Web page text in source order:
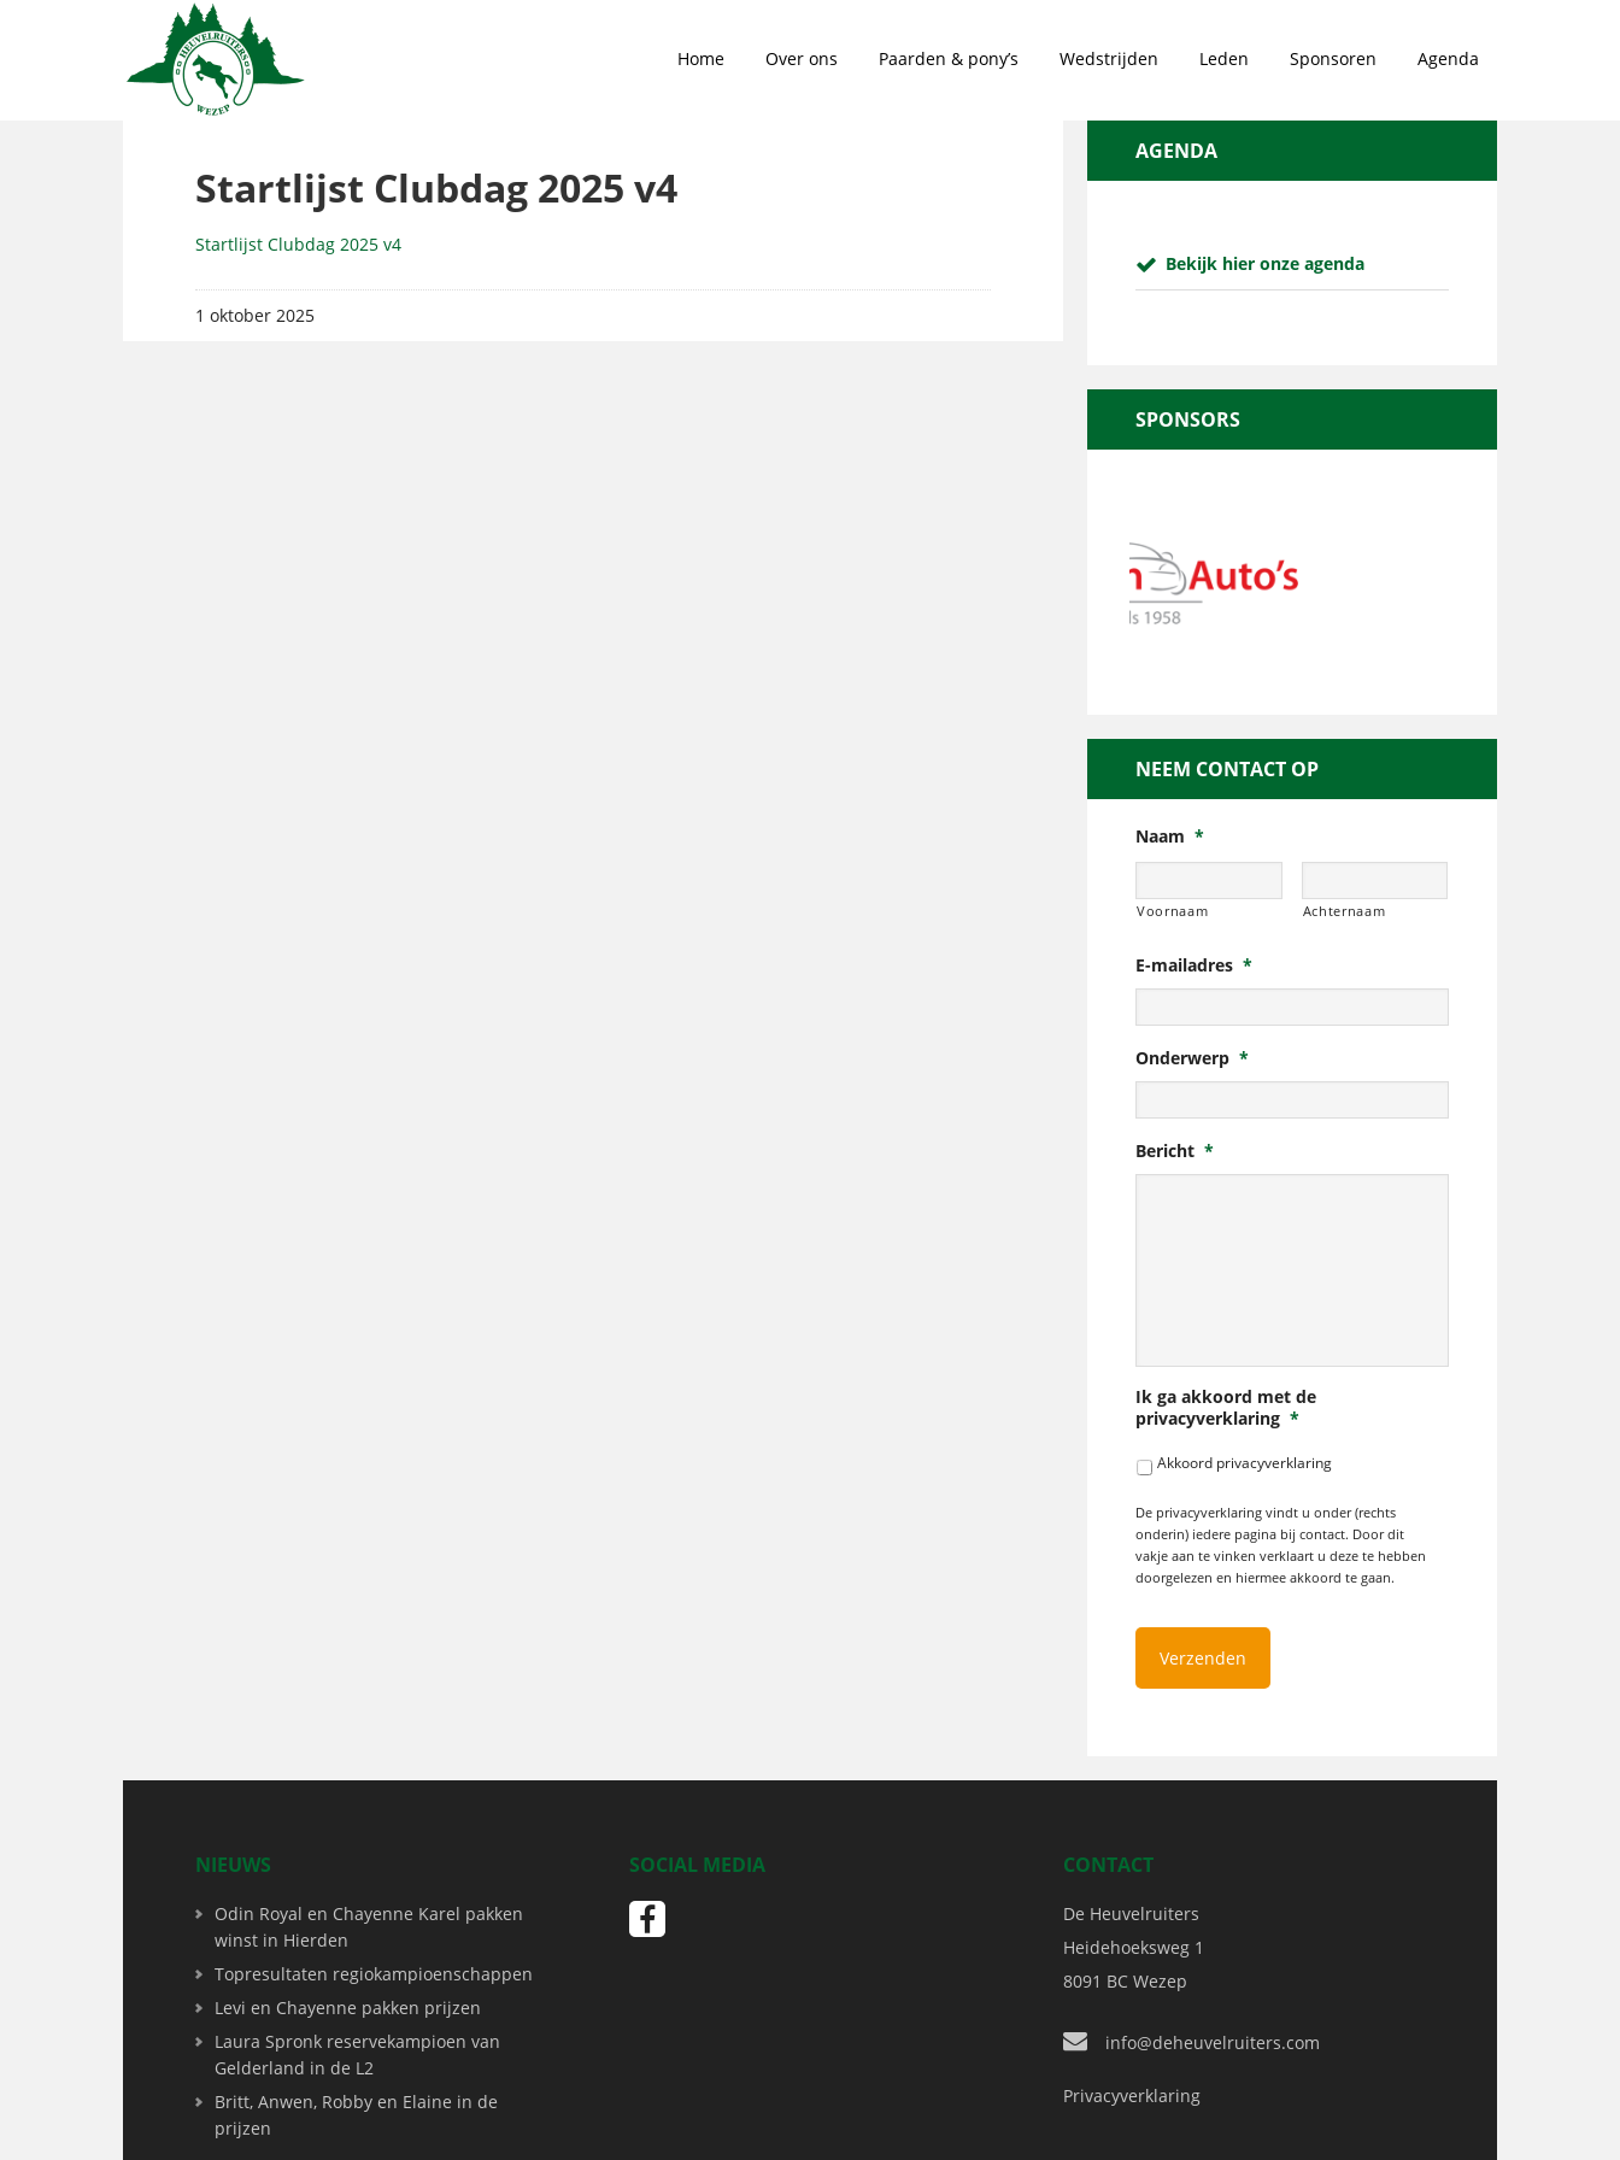
Home Over ons Paarden & pony’s Wedstrijden Leden Sponsoren Agenda
Startlijst Clubdag 2025 v4
Startlijst Clubdag 2025 v4
1 oktober 2025
AGENDA
Bekijk hier onze agenda
SPONSORS
NEEM CONTACT OP
Naam *
Voornaam Achternaam
E-mailadres *
Onderwerp *
Bericht *
Ik ga akkoord met de
privacyverklaring *
Akkoord privacyverklaring
De privacyverklaring vindt u onder (rechts
onderin) iedere pagina bij contact. Door dit
vakje aan te vinken verklaart u deze te hebben
doorgelezen en hiermee akkoord te gaan.
NIEUWS
Odin Royal en Chayenne Karel pakken
winst in Hierden
Topresultaten regiokampioenschappen
Levi en Chayenne pakken prijzen
Laura Spronk reservekampioen van
Gelderland in de L2
Britt, Anwen, Robby en Elaine in de
prijzen
SOCIAL MEDIA CONTACT
De Heuvelruiters
Heidehoeksweg 1
8091 BC Wezep
info@deheuvelruiters.com
Privacyverklaring